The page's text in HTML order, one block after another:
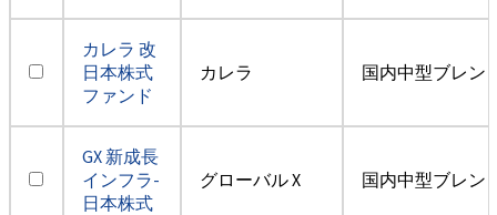
カレラ 改
日本株式
ファンド
カレラ 国内中型ブレン
GX 新成長
インフラ-
日本株式
グローバル X 国内中型ブレン